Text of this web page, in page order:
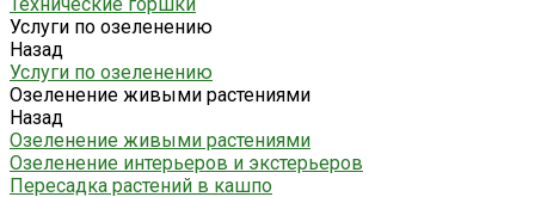
Услуги по озеленению
Назад
Услуги по озеленению
Озеленение живыми растениями
Назад
Озеленение живыми растениями
Озеленение интерьеров и экстерьеров
Пересадка растений в кашпо